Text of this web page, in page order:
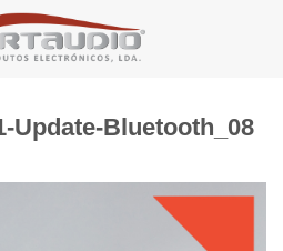
Update-Bluetooth_08